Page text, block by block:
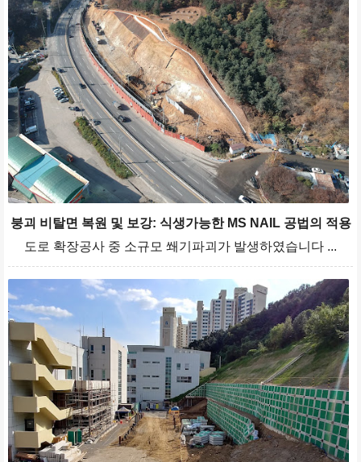
붕괴 비탈면 복원 및 보강: 식생가능한 MS NAIL 공법의 적용
도로 확장공사 중 소규모 쐐기파괴가 발생하였습니다 ...